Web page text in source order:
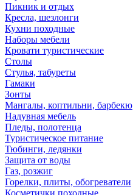
Пикник и отдых
Кресла, шезлонги
Кухни походные
Наборы мебели
Кровати туристические
Столы
Стулья, табуреты
Гамаки
Зонты
Мангалы, коптильни, барбекю
Надувная мебель
Пледы, полотенца
Туристическое питание
Тюбинги, ледянки
Защита от воды
Газ, розжиг
Горелки, плиты, обогреватели
Косметички походные